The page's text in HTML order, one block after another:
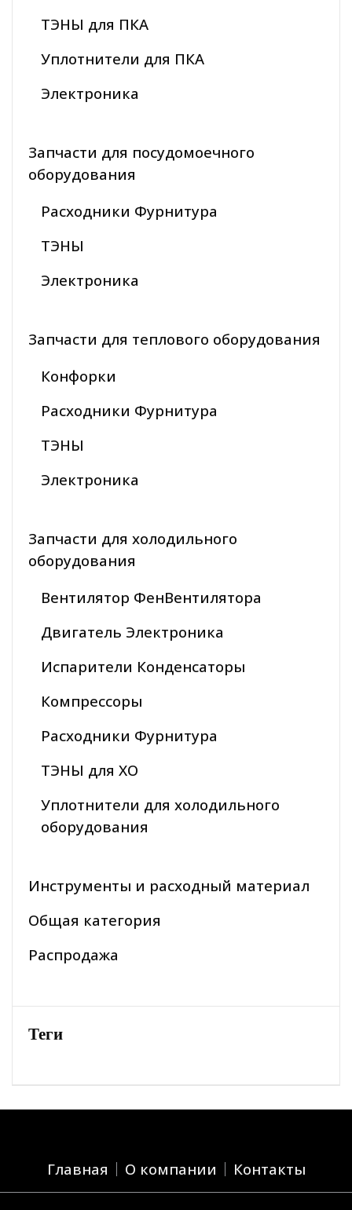
ТЭНЫ для ПКА
Уплотнители для ПКА
Электроника
Запчасти для посудомоечного
оборудования
Расходники Фурнитура
ТЭНЫ
Электроника
Запчасти для теплового оборудования
Конфорки
Расходники Фурнитура
ТЭНЫ
Электроника
Запчасти для холодильного
оборудования
Вентилятор ФенВентилятора
Двигатель Электроника
Испарители Конденсаторы
Компрессоры
Расходники Фурнитура
ТЭНЫ для ХО
Уплотнители для холодильного
оборудования
Инструменты и расходный материал
Общая категория
Распродажа
Теги
Главная О компании Контакты